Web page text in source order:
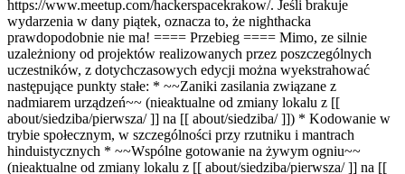
https://www.meetup.com/hackerspacekrakow/. Jeśli brakuje
wydarzenia w dany piątek, oznacza to, że nighthacka
prawdopodobnie nie ma! ==== Przebieg ==== Mimo, ze silnie
uzależniony od projektów realizowanych przez poszczególnych
uczestników, z dotychczasowych edycji można wyekstrahować
następujące punkty stałe: * ~~Zaniki zasilania związane z
nadmiarem urządzeń~~ (nieaktualne od zmiany lokalu z [[
about/siedziba/pierwsza/ ]] na [[ about/siedziba/ ]]) * Kodowanie w
trybie społecznym, w szczególności przy rzutniku i mantrach
hinduistycznych * ~~Wspólne gotowanie na żywym ogniu~~
(nieaktualne od zmiany lokalu z [[ about/siedziba/pierwsza/ ]] na [[